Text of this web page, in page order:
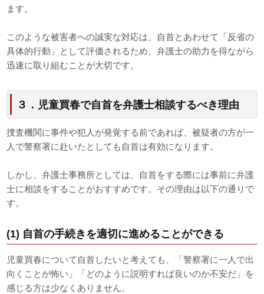
ます。
このような被害者への誠実な対応は、自首とあわせて「反省の
具体的行動」として評価されるため、弁護士の助力を得ながら
迅速に取り組むことが大切です。
３．児童買春で自首を弁護士相談するべき理由
捜査機関に事件や犯人が発覚する前であれば、被疑者の方が一
人で警察署に赴いたとしても自首は有効になります。
しかし、弁護士事務所としては、自首をする際には事前に弁護
士に相談をすることがおすすめです。その理由は以下の通りで
す。
(1) 自首の手続きを適切に進めることができる
児童買春について自首したいと考えても、「警察署に一人で出
向くことが怖い」「どのように説明すれば良いのか不安だ」を
感じる方は少なくありません。